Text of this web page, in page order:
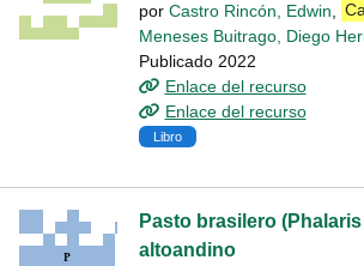
por Castro Rincón, Edwin
Meneses Buitrago, Diego
Publicado 2022
Enlace del recurso
Enlace del recurso
Libro
Pasto brasilero
altoandino